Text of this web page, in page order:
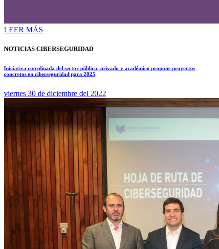
LEER MÁS
NOTICIAS CIBERSEGURIDAD
Iniciativa coordinada del sector público, privado y académico propone proyectos
concretos en ciberseguridad para 2025
viernes 30 de diciembre del 2022